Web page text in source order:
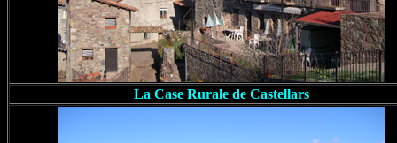
La Case Rurale de Castellars